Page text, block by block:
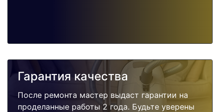
Гарантия качества
После ремонта мастер выдаст гарантии на
проделанные работы 2 года. Будьте уверены